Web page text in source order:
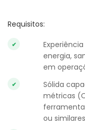
Requisitos:
energia,
em
Sólida
métricas
ou